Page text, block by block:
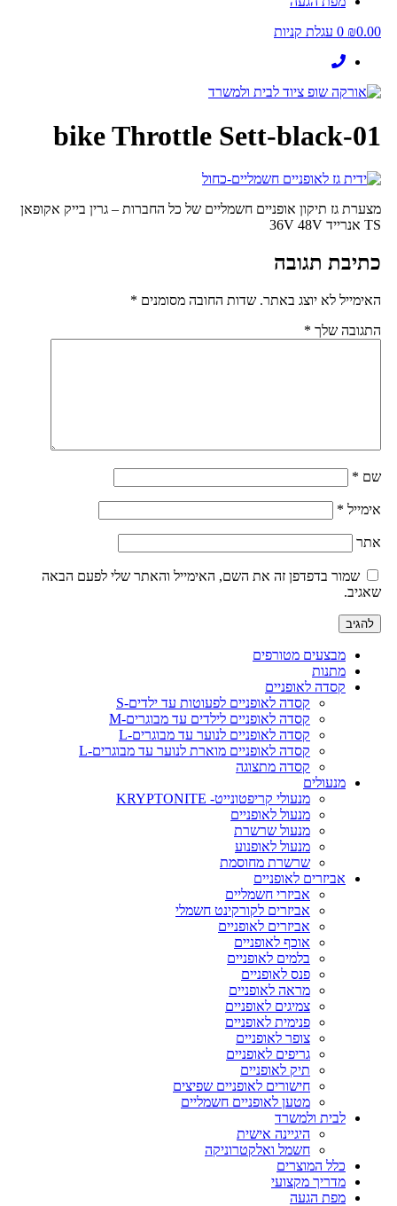
₪0.00
0 עגלת קניות
bike Throttle Sett-black-01
מצערת גז תיקון אופניים חשמליים של כל החברות – גרין בייק אקופאן
TS אנרייד 36V 48V
כתיבת תגובה
האימייל לא יוצג באתר. שדות החובה מסומנים *
התגובה שלך *
שם *
אימייל *
אתר
שמור בדפדפן זה את השם, האימייל והאתר שלי לפעם הבאה
שאגיב.
מבצעים מטורפים
מתנות
קסדה לאופניים
קסדה לאופניים לפעוטות עד ילדים-S
קסדה לאופניים לילדים עד מבוגרים-M
קסדה לאופניים לנוער עד מבוגרים-L
קסדה לאופניים מוארת לנוער עד מבוגרים-L
קסדה מתצוגה
מנעולים
מנעולי קריפטונייט- KRYPTONITE
מנעול לאופניים
מנעול שרשרת
מנעול לאופנוע
שרשרת מחוסמת
אביזרים לאופניים
אביזרי חשמליים
אביזרים לקורקינט חשמלי
אביזרים לאופניים
אוכף לאופניים
בלמים לאופניים
פנס לאופניים
מראה לאופניים
צמיגים לאופניים
פנימית לאופניים
צופר לאופניים
גריפים לאופניים
תיק לאופניים
חישורים לאופניים שפיצים
מטען לאופניים חשמליים
לבית ולמשרד
היגיינה אישית
חשמל ואלקטרוניקה
כלל המוצרים
מדריך מקצועי
מפת הגעה